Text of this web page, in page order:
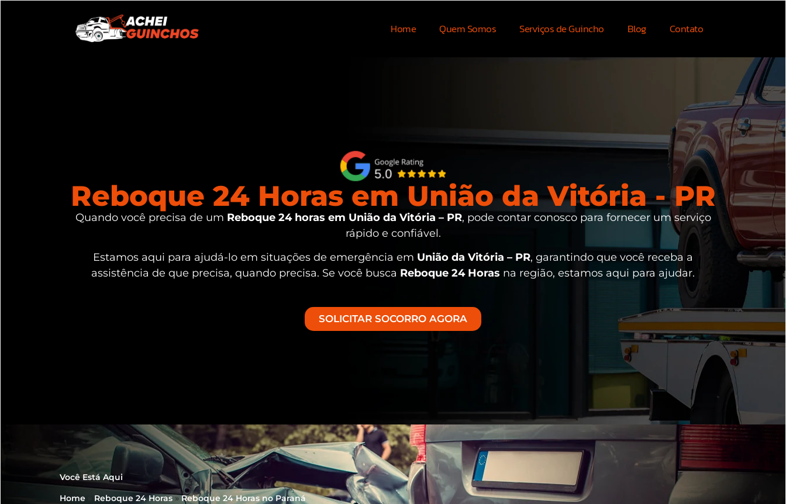
Home Quem Somos Serviços de Guincho Blog Contato
Reboque 24 Horas em União da Vitória - PR
Quando você precisa de um Reboque 24 horas em União da Vitória – PR, pode contar conosco para fornecer um serviço
rápido e confiável.
Estamos aqui para ajudá-lo em situações de emergência em União da Vitória – PR, garantindo que você receba a
assistência de que precisa, quando precisa. Se você busca Reboque 24 Horas na região, estamos aqui para ajudar.
SOLICITAR SOCORRO AGORA
Você Está Aqui
Home
Reboque 24 Horas»Reboque 24 Horas no Paraná